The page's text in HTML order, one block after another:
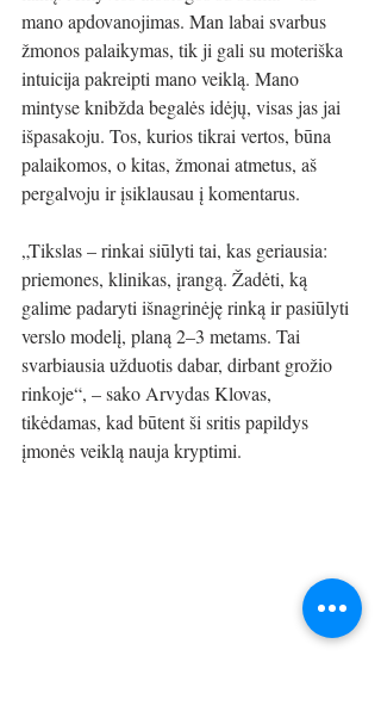
mano apdovanojimas. Man labai svarbus
žmonos palaikymas, tik ji gali su moteriška
intuicija pakreipti mano veiklą. Mano
mintyse knibžda begalės idėjų, visas jas jai
išpasakoju. Tos, kurios tikrai vertos, būna
palaikomos, o kitas, žmonai atmetus, aš
pergalvoju ir įsiklausau į komentarus.
„Tikslas – rinkai siūlyti tai, kas geriausia:
priemones, klinikas, įrangą. Žadėti, ką
galime padaryti išnagrinėję rinką ir pasiūlyti
verslo modelį, planą 2–3 metams. Tai
svarbiausia užduotis dabar, dirbant grožio
rinkoje“, – sako Arvydas Klovas,
tikėdamas, kad būtent ši sritis papildys
įmonės veiklą nauja kryptimi.